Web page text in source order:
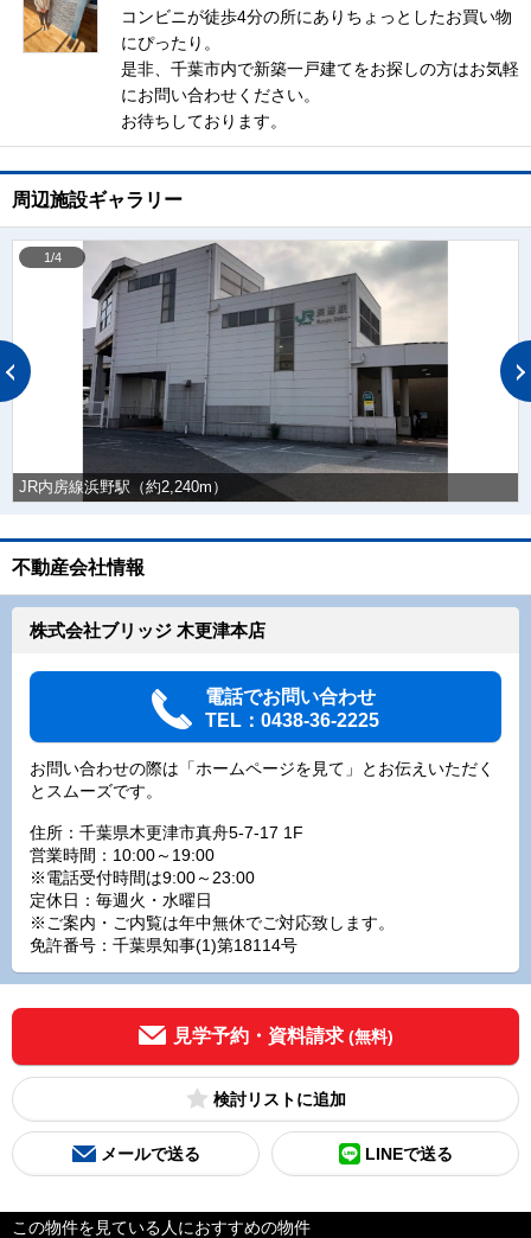
コンビニが徒歩4分の所にありちょっとしたお買い物
にぴったり。
是非、千葉市内で新築一戸建てをお探しの方はお気軽
にお問い合わせください。
お待ちしております。
周辺施設ギャラリー
JR内房線浜野駅（約2,240m）
1/4
不動産会社情報
株式会社ブリッジ 木更津本店
電話でお問い合わせ
TEL：0438-36-2225
お問い合わせの際は「ホームページを見て」とお伝えいただく
とスムーズです。
住所：千葉県木更津市真舟5-7-17 1F
営業時間：10:00～19:00
※電話受付時間は9:00～23:00
定休日：毎週火・水曜日
※ご案内・ご内覧は年中無休でご対応致します。
免許番号：千葉県知事(1)第18114号
見学予約・資料請求 (無料)
検討リスト
メールで送る LINEで送る
この物件を見ている人におすすめの物件